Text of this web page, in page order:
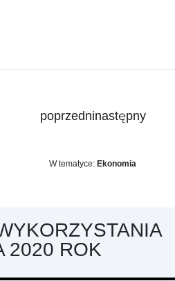
poprzedninastępny
W tematyce: Ekonomia
2020 ROK